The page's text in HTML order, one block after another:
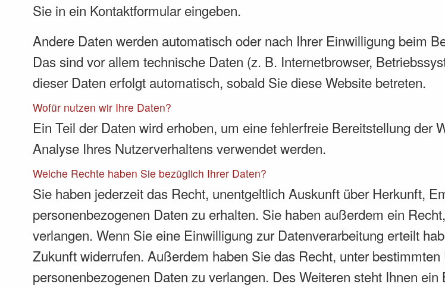
Sie in ein Kontaktformular eingeben.
Andere Daten werden automatisch oder nach Ihrer Einwilligung beim
Das sind vor allem technische Daten (z. B. Internetbrowser,
dieser Daten erfolgt automatisch, sobald Sie diese Website betreten.
Wofür nutzen wir Ihre Daten?
Ein Teil der Daten wird erhoben, um eine fehlerfreie Bereitstellung der
Analyse Ihres Nutzerverhaltens verwendet werden.
Welche Rechte haben Sie bezüglich Ihrer Daten?
Sie haben jederzeit das Recht, unentgeltlich Auskunft über Herkunft,
personenbezogenen Daten zu erhalten. Sie haben außerdem ein
verlangen. Wenn Sie eine Einwilligung zur Datenverarbeitung erteilt
Zukunft widerrufen. Außerdem haben Sie das Recht, unter
personenbezogenen Daten zu verlangen. Des Weiteren steht Ihnen